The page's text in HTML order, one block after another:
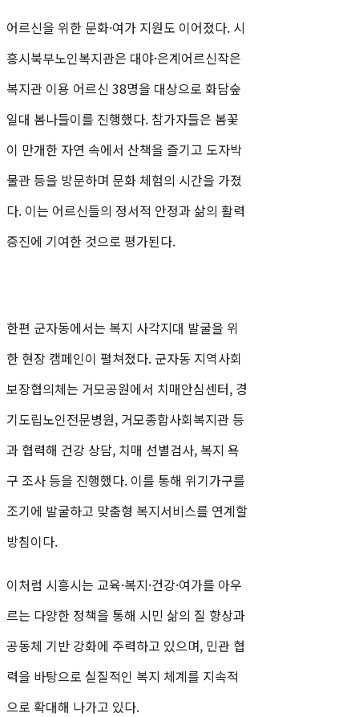
어르신을 위한 문화·여가 지원도 이어졌다. 시
흥시북부노인복지관은 대야·은계어르신작은
복지관 이용 어르신 38명을 대상으로 화담숲
일대 봄나들이를 진행했다. 참가자들은 봄꽃
이 만개한 자연 속에서 산책을 즐기고 도자박
물관 등을 방문하며 문화 체험의 시간을 가졌
다. 이는 어르신들의 정서적 안정과 삶의 활력
증진에 기여한 것으로 평가된다.
한편 군자동에서는 복지 사각지대 발굴을 위
한 현장 캠페인이 펼쳐졌다. 군자동 지역사회
보장협의체는 거모공원에서 치매안심센터, 경
기도립노인전문병원, 거모종합사회복지관 등
과 협력해 건강 상담, 치매 선별검사, 복지 욕
구 조사 등을 진행했다. 이를 통해 위기가구를
조기에 발굴하고 맞춤형 복지서비스를 연계할
방침이다.
이처럼 시흥시는 교육·복지·건강·여가를 아우
르는 다양한 정책을 통해 시민 삶의 질 향상과
공동체 기반 강화에 주력하고 있으며, 민관 협
력을 바탕으로 실질적인 복지 체계를 지속적
으로 확대해 나가고 있다.